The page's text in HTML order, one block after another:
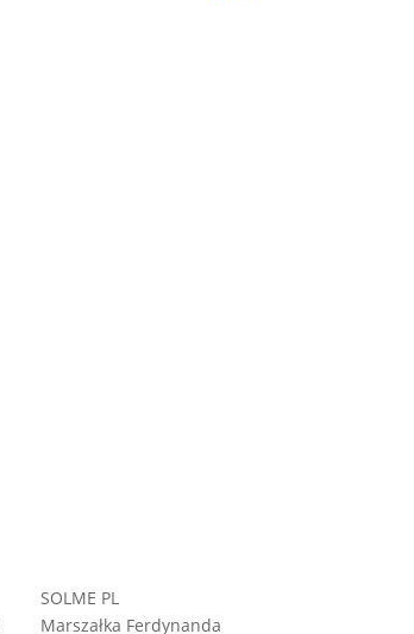
SOLME PL
Marszałka Ferdynanda